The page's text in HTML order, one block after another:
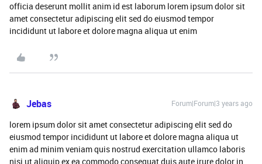
officia deserunt mollit anim id est laborum lorem ipsum dolor sit
amet consectetur adipiscing elit sed do eiusmod tempor
incididunt ut labore et dolore magna aliqua ut enim
Jebas Forum|Forum|3 years ago
lorem ipsum dolor sit amet consectetur adipiscing elit sed do
eiusmod tempor incididunt ut labore et dolore magna aliqua ut
enim ad minim veniam quis nostrud exercitation ullamco laboris
nisi ut aliquip ex ea commodo consequat duis aute irure dolor in